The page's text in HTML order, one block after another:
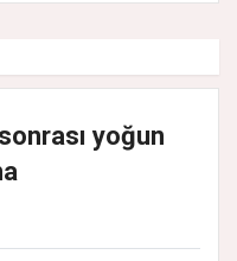
yoğun